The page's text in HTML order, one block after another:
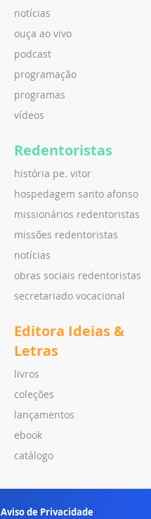
notícias
ouça ao vivo
podcast
programação
programas
vídeos
Redentoristas
história pe. vitor
hospedagem santo afonso
missionários redentoristas
missões redentoristas
notícias
obras sociais redentoristas
secretariado vocacional
Editora Ideias &
Letras
livros
coleções
lançamentos
ebook
catálogo
Aviso de Privacidade